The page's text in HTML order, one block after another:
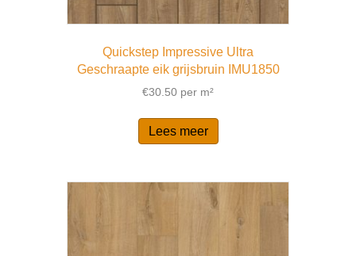
Quickstep Impressive Ultra
Geschraapte eik grijsbruin IMU1850
€30.50 per m²
Lees meer